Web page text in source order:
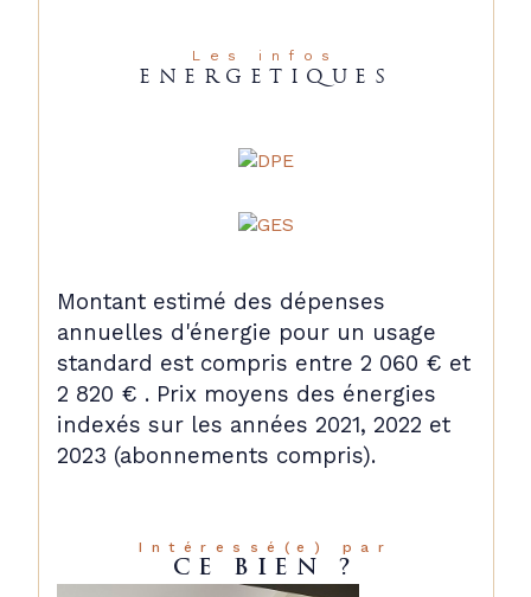
Les infos
ENERGETIQUES
Montant estimé des dépenses
annuelles d'énergie pour un usage
standard est compris entre 2 060 € et
2 820 € . Prix moyens des énergies
indexés sur les années 2021, 2022 et
2023 (abonnements compris).
Intéressé(e) par
CE BIEN ?